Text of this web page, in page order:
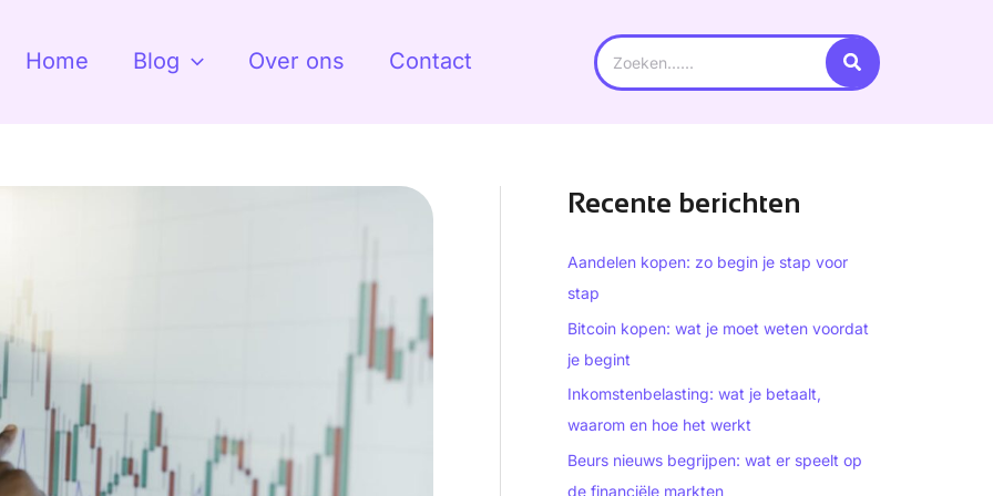
Home Blog Over ons Contact
Search
for:
Recente berichten
Aandelen kopen: zo begin je stap voor
stap
Bitcoin kopen: wat je moet weten voordat
je begint
Inkomstenbelasting: wat je betaalt,
waarom en hoe het werkt
Beurs nieuws begrijpen: wat er speelt op
de financiële markten